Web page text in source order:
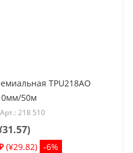
TPU218AO
50м
Арт.: 218 510
)
(¥29.82) -6%